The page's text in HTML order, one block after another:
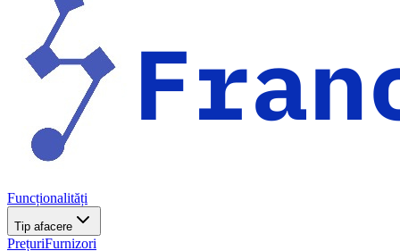
Funcționalități
Tip afacere
PrețuriFurnizori